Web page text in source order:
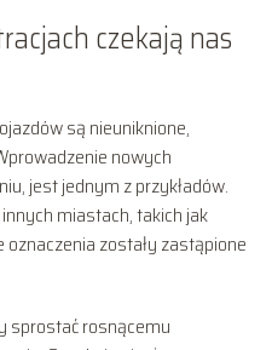
czekają nas
są nieuniknione,
nowych
jest jednym z przykładów.
miastach, takich jak
zostały zastąpione
sprostać rosnącemu